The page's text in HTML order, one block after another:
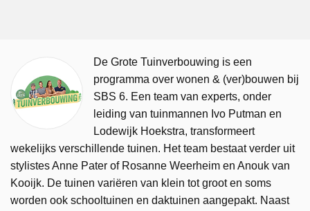
De Grote Tuinverbouwing is een
programma over wonen & (ver)bouwen bij
SBS 6. Een team van experts, onder
leiding van tuinmannen Ivo Putman en
Lodewijk Hoekstra, transformeert
wekelijks verschillende tuinen. Het team bestaat verder uit
stylistes Anne Pater of Rosanne Weerheim en Anouk van
Kooijk. De tuinen variëren van klein tot groot en soms
worden ook schooltuinen en daktuinen aangepakt. Naast